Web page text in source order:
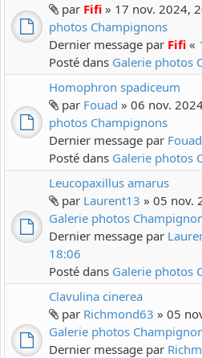
par Fifi » 17 nov. 2024,
photos Champignons
Dernier message par Fifi «
Posté dans Galerie photos
Homophron spadiceum
par Fouad » 06 nov.
photos Champignons
Dernier message par Fouad
Posté dans Galerie photos
Leucopaxillus amarus
par Laurent13 » 05 nov.
Galerie photos
Dernier message par
18:06
Posté dans Galerie photos
Clavulina cinerea
par Richmond63 » 05
Galerie photos
Dernier message par